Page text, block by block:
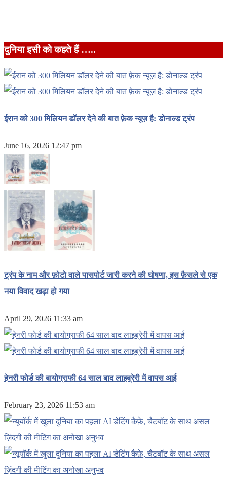
दुनिया इसी को कहते हैं …..
ईरान को 300 मिलियन डॉलर देने की बात फ़ेक न्यूज़ है: डोनाल्ड ट्रंप
June 16, 2026 12:47 pm
ट्रंप के नाम और फ़ोटो वाले पासपोर्ट जारी करने की घोषणा, इस फ़ैसले से एक
नया विवाद खड़ा हो गया
April 29, 2026 11:33 am
हेनरी फोर्ड की बायोग्राफी 64 साल बाद लाइब्रेरी में वापस आई
February 23, 2026 11:53 am